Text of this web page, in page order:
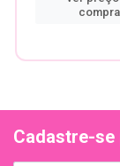
Cadastre-